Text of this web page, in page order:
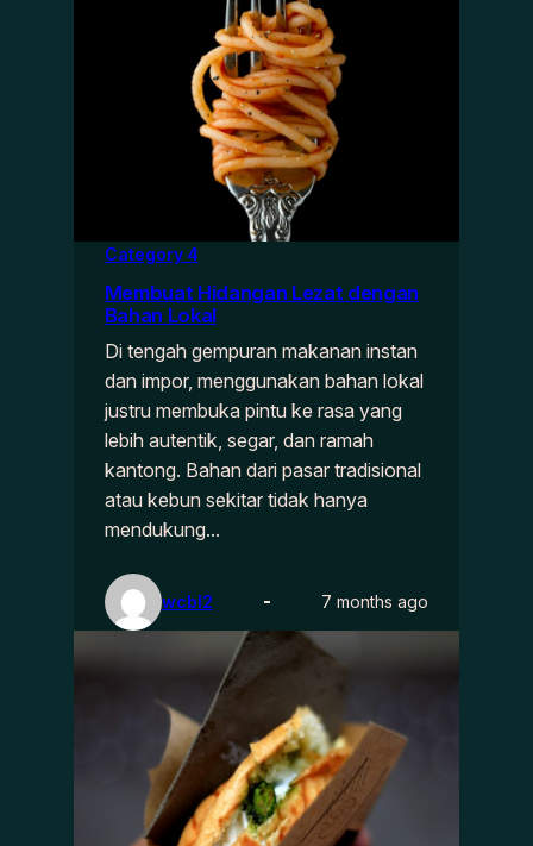
Category 4
Membuat Hidangan Lezat dengan
Bahan Lokal
Di tengah gempuran makanan instan
dan impor, menggunakan bahan lokal
justru membuka pintu ke rasa yang
lebih autentik, segar, dan ramah
kantong. Bahan dari pasar tradisional
atau kebun sekitar tidak hanya
mendukung…
wcbl2 7 months ago